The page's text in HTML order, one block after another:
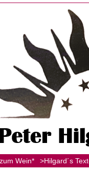
Wein* >Hilgard´s